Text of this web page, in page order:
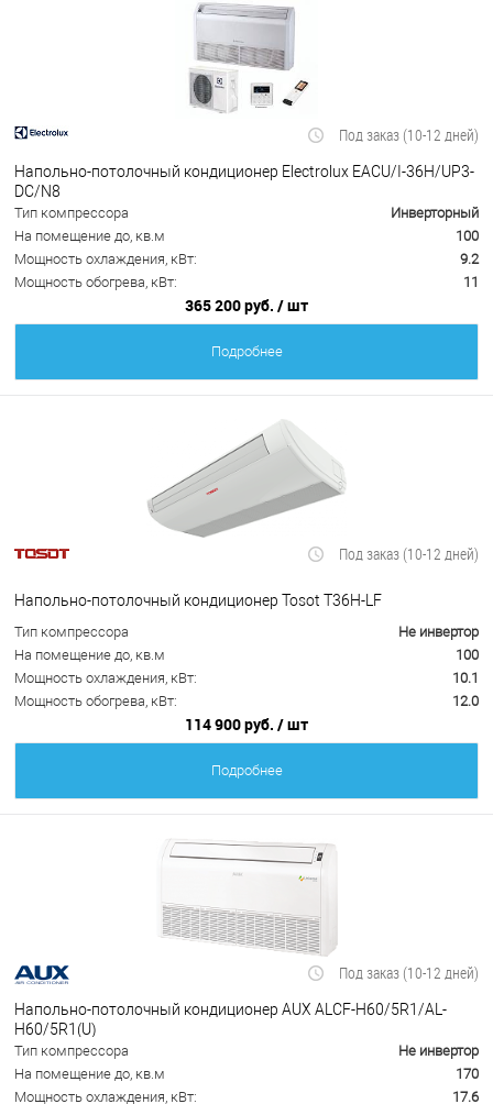
Под заказ (10-12 дней)
Напольно-потолочный кондиционер Electrolux EACU/I-36H/UP3-
DC/N8
Тип компрессора
Инверторный
На помещение до, кв.м
100
Мощность охлаждения, кВт:
9.2
Мощность обогрева, кВт:
11
365 200 руб. / шт
Подробнее
Под заказ (10-12 дней)
Напольно-потолочный кондиционер Tosot T36H-LF
Тип компрессора
Не инвертор
На помещение до, кв.м
100
Мощность охлаждения, кВт:
10.1
Мощность обогрева, кВт:
12.0
114 900 руб. / шт
Подробнее
Под заказ (10-12 дней)
Напольно-потолочный кондиционер AUX ALCF-H60/5R1/AL-
H60/5R1(U)
Тип компрессора
Не инвертор
На помещение до, кв.м
170
Мощность охлаждения, кВт:
17.6